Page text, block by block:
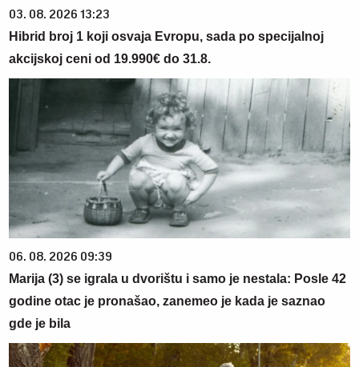
03. 08. 2026 13:23
Hibrid broj 1 koji osvaja Evropu, sada po specijalnoj
akcijskoj ceni od 19.990€ do 31.8.
06. 08. 2026 09:39
Marija (3) se igrala u dvorištu i samo je nestala: Posle 42
godine otac je pronašao, zanemeo je kada je saznao
gde je bila